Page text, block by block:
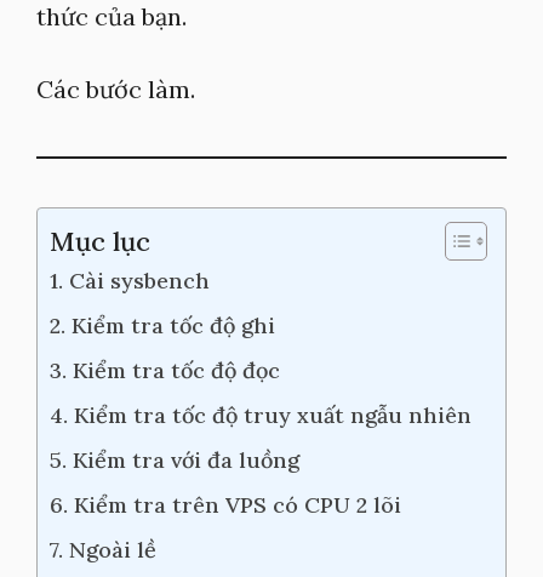
thức của bạn.
Các bước làm.
Mục lục
1. Cài sysbench
2. Kiểm tra tốc độ ghi
3. Kiểm tra tốc độ đọc
4. Kiểm tra tốc độ truy xuất ngẫu nhiên
5. Kiểm tra với đa luồng
6. Kiểm tra trên VPS có CPU 2 lõi
7. Ngoài lề